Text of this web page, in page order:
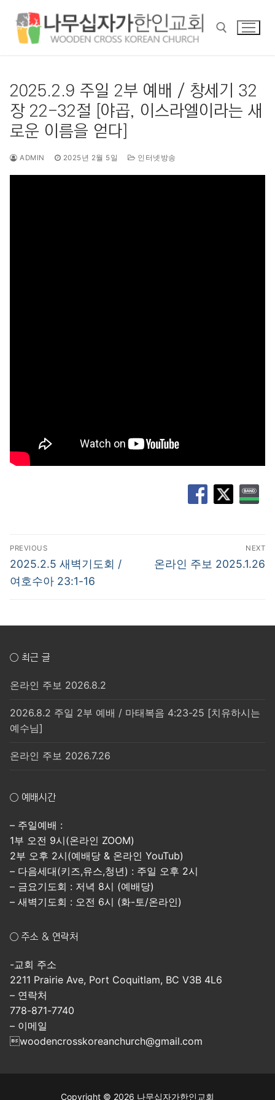
2025.2.9 주일 2부 예배 / 창세기 32
장 22-32절 [야곱, 이스라엘이라는 새
로운 이름을 얻다]
ADMIN 2025년 2월 5일 인터넷방송
글
탐
색
PREVIOUS
Previous
post:
2025.2.5 새벽기도회 /
여호수아 23:1-16
NEXT
Next
온라인 주보 2025.1.26
○ 최근 글
온라인 주보 2026.8.2
2026.8.2 주일 2부 예배 / 마태복음 4:23-25 [치유하시는
예수님]
온라인 주보 2026.7.26
○ 예배시간
– 주일예배 :
1부 오전 9시(온라인 ZOOM)
2부 오후 2시(예배당 & 온라인 YouTub)
– 다음세대(키즈,유스,청년) : 주일 오후 2시
– 금요기도회 : 저녁 8시 (예배당)
– 새벽기도회 : 오전 6시 (화-토/온라인)
○ 주소 & 연락처
-교회 주소
2211 Prairie Ave, Port Coquitlam, BC V3B 4L6
– 연락처
778-871-7740
– 이메일
woodencrosskoreanchurch@gmail.com
Copyright © 2026 나무십자가한인교회